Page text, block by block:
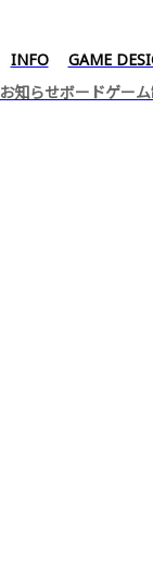
INFO
お知らせ
GAME
ボードゲー